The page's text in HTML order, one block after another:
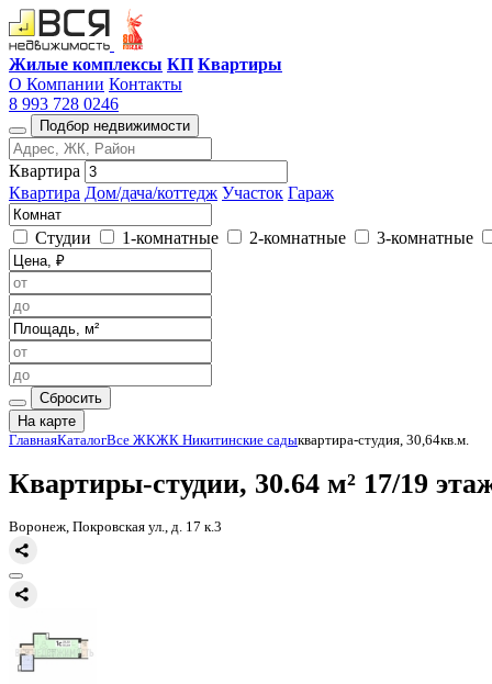
Жилые комплексы КП Квартиры
О Компании Контакты
8 993 728 0246
Подбор недвижимости
Квартира
Квартира Дом/дача/коттедж Участок Гараж
Студии 1-комнатные 2-комнатные 3-комнатные
Сбросить
На карте
Главная
Квартиры-студии, 30.64 м²
Воронеж, Покровская ул., д. 17 к.3